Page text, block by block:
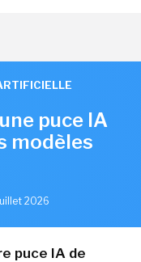
puce IA
modèles
2026
puce IA de